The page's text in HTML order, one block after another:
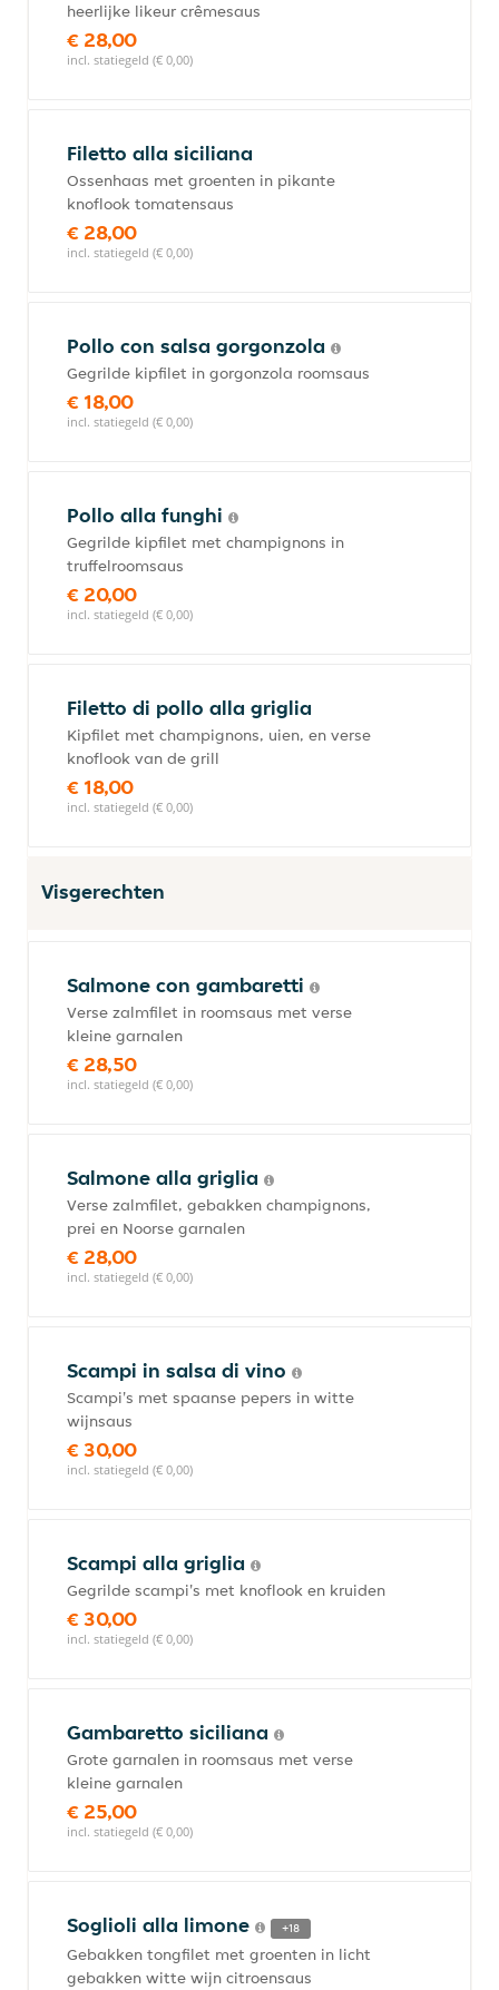
heerlijke likeur crêmesaus
€ 28,00
incl. statiegeld (€ 0,00)
Filetto alla siciliana
Ossenhaas met groenten in pikante
knoflook tomatensaus
€ 28,00
incl. statiegeld (€ 0,00)
Pollo con salsa gorgonzola
Gegrilde kipfilet in gorgonzola roomsaus
€ 18,00
incl. statiegeld (€ 0,00)
Pollo alla funghi
Gegrilde kipfilet met champignons in
truffelroomsaus
€ 20,00
incl. statiegeld (€ 0,00)
Filetto di pollo alla griglia
Kipfilet met champignons, uien, en verse
knoflook van de grill
€ 18,00
incl. statiegeld (€ 0,00)
Visgerechten
Salmone con gambaretti
Verse zalmfilet in roomsaus met verse
kleine garnalen
€ 28,50
incl. statiegeld (€ 0,00)
Salmone alla griglia
Verse zalmfilet, gebakken champignons,
prei en Noorse garnalen
€ 28,00
incl. statiegeld (€ 0,00)
Scampi in salsa di vino
Scampi's met spaanse pepers in witte
wijnsaus
€ 30,00
incl. statiegeld (€ 0,00)
Scampi alla griglia
Gegrilde scampi's met knoflook en kruiden
€ 30,00
incl. statiegeld (€ 0,00)
Gambaretto siciliana
Grote garnalen in roomsaus met verse
kleine garnalen
€ 25,00
incl. statiegeld (€ 0,00)
Soglioli alla limone +18
Gebakken tongfilet met groenten in licht
gebakken witte wijn citroensaus